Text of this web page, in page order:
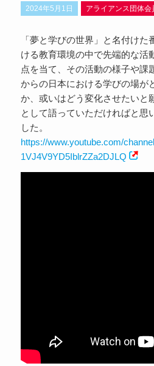
2024年5月1日 アライアンス団体会
「夢と学びの世界」と名付け
ける教育環境の中で先端的な活
点を当て、その活動の様子や課
からの日本における学びの場が
か、或いはどう変化させたいと
として語っていただければと思
した。
https://www.youtube.com/
1VJ4V9YD5IblrZZa2DJLQ